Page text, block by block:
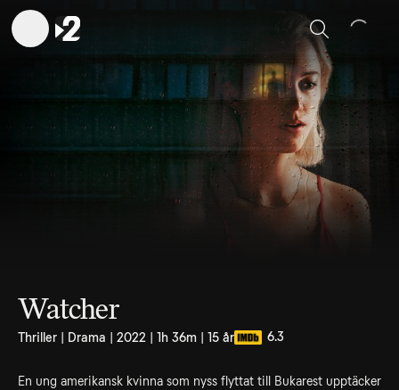
Sök
Watcher
Thriller | Drama | 2022 | 1h 36m | 15 år 6.3
En ung amerikansk kvinna som nyss flyttat till Bukarest upptäcker